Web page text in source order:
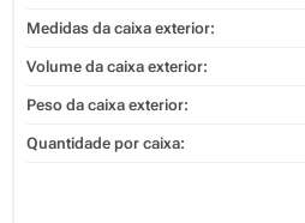
Medidas da caixa exterior:
Volume da caixa exterior:
Peso da caixa exterior:
Quantidade por caixa: